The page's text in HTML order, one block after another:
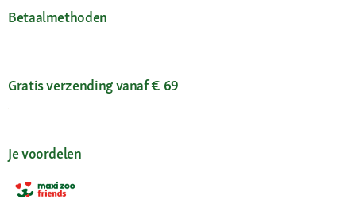
Betaalmethoden
Gratis verzending vanaf € 69
Je voordelen